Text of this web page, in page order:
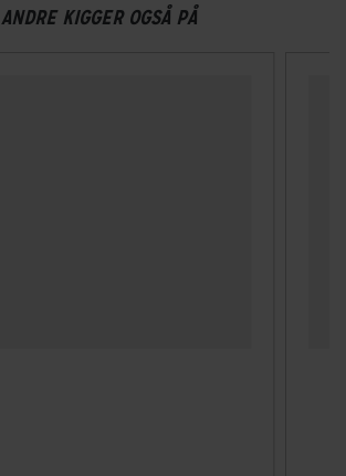
ANDRE KIGGER OGSÅ PÅ